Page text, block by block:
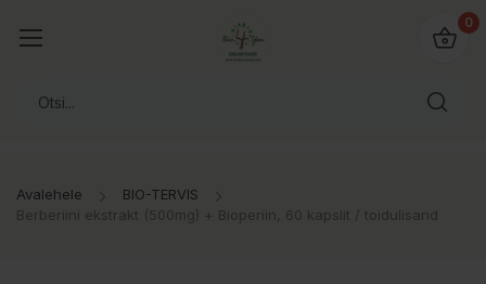
0
Avalehele
BIO-TERVIS
Berberiini ekstrakt (500mg) + Bioperiin, 60 kapslit / toidulisand